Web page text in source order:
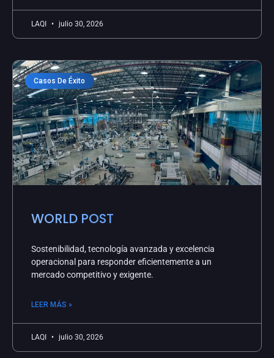
LAQI julio 30, 2026
Casos De Éxito
WORLD POST
Sostenibilidad, tecnología avanzada y excelencia
operacional para responder eficientemente a un
mercado competitivo y exigente.
LEER MÁS »
LAQI julio 30, 2026